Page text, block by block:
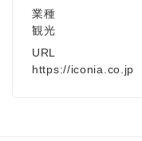
業種
観光
URL
https://iconia.co.jp